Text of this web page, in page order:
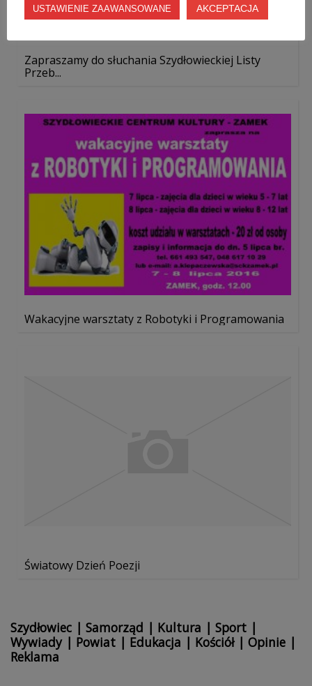
Zapraszamy do słuchania Szydłowieckiej Listy
Przeb...
Wakacyjne warsztaty z Robotyki i Programowania
Światowy Dzień Poezji
Szydłowiec | Samorząd | Kultura | Sport |
Wywiady| Powiat | Edukacja | Kościół| Opinie |
Reklama
USTAWIENIE ZAAWANSOWANE AKCEPTACJA